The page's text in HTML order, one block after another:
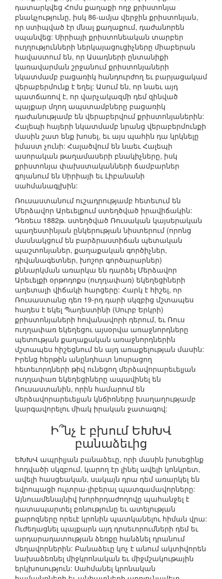
դատարկվեց Հոմս քաղաքի ողջ քրիստոնյա
բնակչությունը, իսկ 86-ամյա վերջին քրիստոնյան,
որ ստիպված էր մնալ քաղաքում, դաժանորեն
սպանվեց: Սիրիայի քրիստոնեական տարբեր
ուղղությունների ներկայացուցիչները միաբերան
հավաստում են, որ Ասադների ընտանիքի
կառավարման շրջանում քրիստոնյաների
նկատմամբ բացառիկ հանդուրժող եւ բարյացակամ
վերաբերմունք է եղել: Ասում են, որ նաեւ այդ
պատճառով է, որ վարչակազմի դեմ զինված
պայքար մղող ապստամբները բացառիկ
դաժանությամբ են վերաբերվում քրիստոնյաներին:
Հալեպի հայերի նկատմամբ նրանց վերաբերմունքի
մասին շատ ենք խոսել, եւ այս պահին դա կրկնելը
իմաստ չունի: Հալածվում են նաեւ Հալեպի
ասորական թաղամասերի բնակիչները, իսկ
քրիստոնյա փախստականների ճամբարներ
գոյանում են Սիրիայի եւ Լիբանանի
սահմանագլխին:
Ռուսաստանում ուշադրությամբ հետեւում են
Մերձավոր Արեւելքում ստեղծված իրավիճակին:
Դեռեւս 1882թ. ստեղծված Ռուսական կայսերական
պաղեստինյան ընկերության նիստերում (որոնց
մասնակցում են բարձրաստիճան պետական
պաշտոնյաներ, քաղաքական գործիչներ,
դիվանագետներ, խոշոր գործարարներ)
քննարկման առարկա են դարձել Մերձավոր
Արեւելքի օրթոդոքս (ուղղափառ) եկեղեցիների
աղետալի վիճակի հարցերը: Հարկ է հիշել, որ
Ռուսաստանը դեռ 19-րդ դարի սկզբից մշտապես
հադես է եկել Պաղեստինի (Սուրբ Երկրի)
քրիստոնյաների հովանավորի դերում, եւ Ռուս
ուղղափառ եկեղեցու այսօրվա առաջնորդները
պետության քաղաքական առաջնորդներին
մշտապես հիշեցնում են այդ առաքելության մասին:
Իրենց հերթին անընդհատ նոսրացող
հետեւորդների թիվ ունեցող մերձավորարեւելյան
ուղղափառ եկեղեցիները ապավինել են
Ռուսաստանին, որին համարում են
մերձավորարեւելյան կնճիռները խաղաղությամբ
կարգավորելու միակ իրական ջատագով:
Ի՞նչ է բխում ԵԽԽՎ
բանաձեւից
ԵԽԽՎ ապրիլյան բանաձեւը, որի մասին խոսեցինք
հոդվածի սկզբում, կարող էր լինել ավելի կոնկրետ,
ավելի հասցեական, սակայն դրա դեմ առարկել են
եվրոպացի ուլտրա-լիբերալ պատգամավորները:
Այնուամենայնիվ խորհրդաժողովը պահանջել է
դատապարտել բռնությունը եւ ատելության
քարոզները որեւէ կրոնին պատկանելու հիման վրա:
Ուժեղացնել պայքարն այդ դրսեւորումների դեմ եւ
արդարադատության ձեռքը հանձնել դրանում
մեղավորներին: Բանաձեւը կոչ է անում ակտիվորեն
նախաձեռնել միջկրոնական եւ միջմշակութային
երկխոսություն: Սահմանել կրոնական